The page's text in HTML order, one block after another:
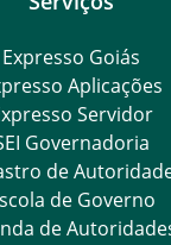
Expresso Goiás
Aplicações
Servidor
Governadoria
de
de Governo
de